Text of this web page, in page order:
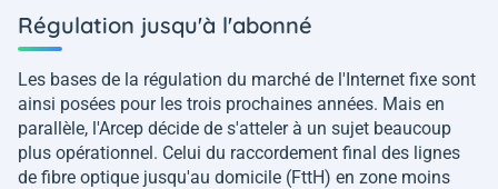
Régulation jusqu'à l'abonné
Les bases de la régulation du marché de l'Internet fixe sont
ainsi posées pour les trois prochaines années. Mais en
parallèle, l'Arcep décide de s'atteler à un sujet beaucoup
plus opérationnel. Celui du raccordement final des lignes
de fibre optique jusqu'au domicile (FttH) en zone moins